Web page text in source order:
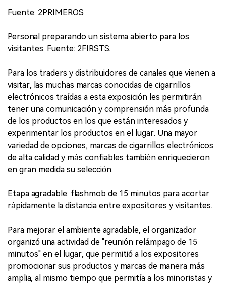
Fuente: 2PRIMEROS
Personal preparando un sistema abierto para los
visitantes. Fuente: 2FIRSTS.
Para los traders y distribuidores de canales que vienen a
visitar, las muchas marcas conocidas de cigarrillos
electrónicos traídas a esta exposición les permitirán
tener una comunicación y comprensión más profunda
de los productos en los que están interesados ​​y
experimentar los productos en el lugar. Una mayor
variedad de opciones, marcas de cigarrillos electrónicos
de alta calidad y más confiables también enriquecieron
en gran medida su selección.
Etapa agradable: flashmob de 15 minutos para acortar
rápidamente la distancia entre expositores y visitantes.
Para mejorar el ambiente agradable, el organizador
organizó una actividad de "reunión relámpago de 15
minutos" en el lugar, que permitió a los expositores
promocionar sus productos y marcas de manera más
amplia, al mismo tiempo que permitía a los minoristas y